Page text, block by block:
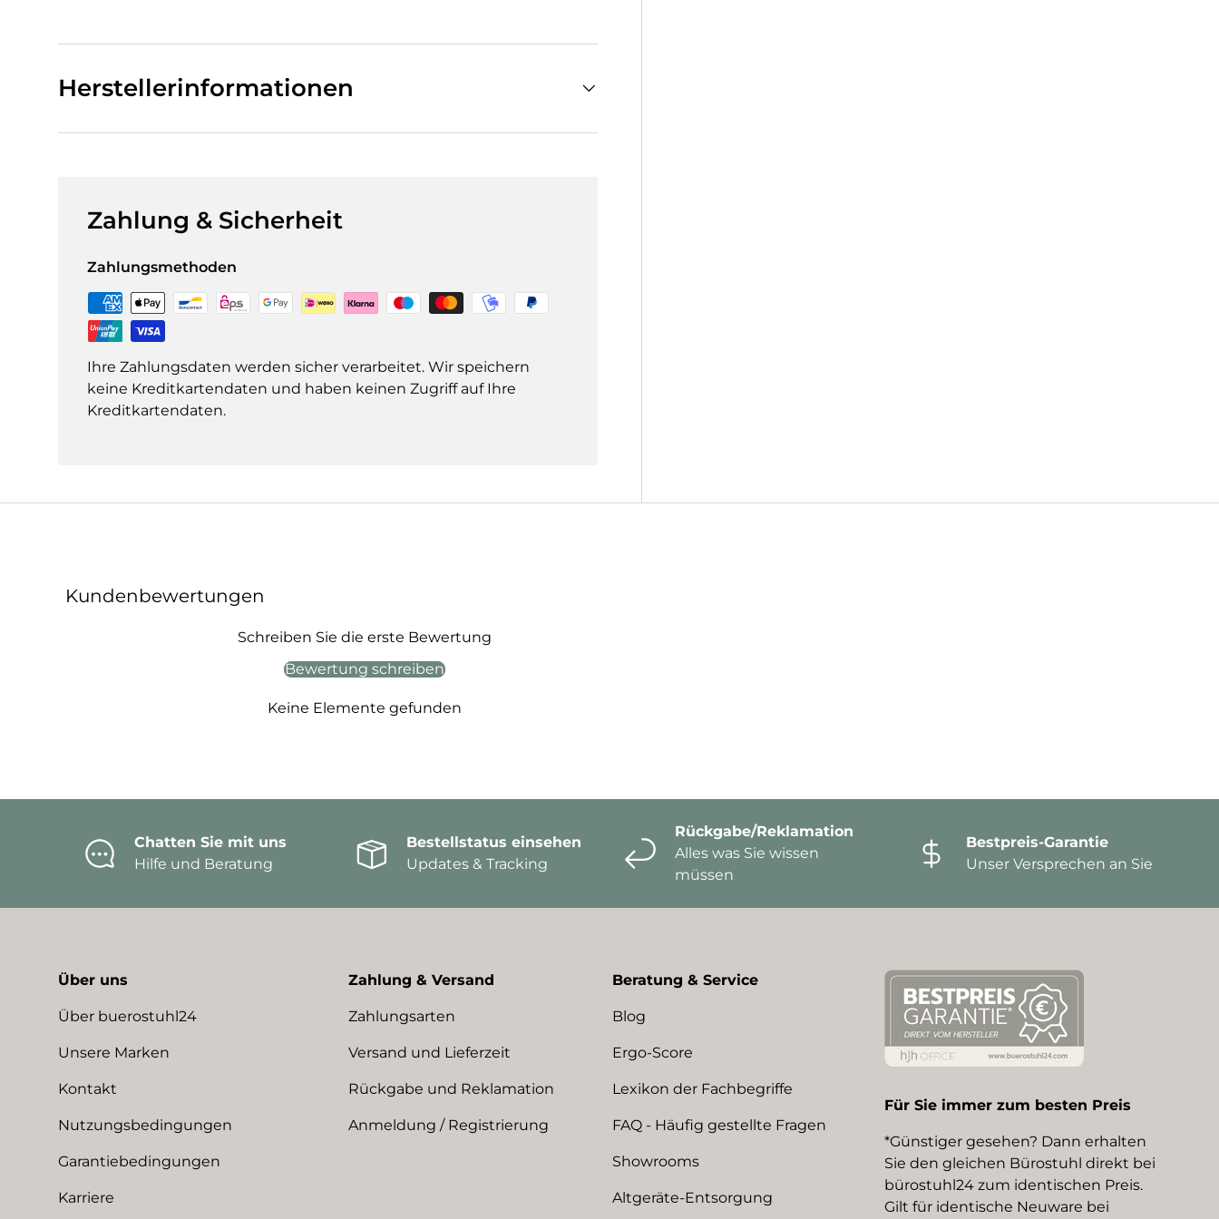
Herstellerinformationen
Zahlung & Sicherheit
Zahlungsmethoden
Ihre Zahlungsdaten werden sicher verarbeitet. Wir speichern
keine Kreditkartendaten und haben keinen Zugriff auf Ihre
Kreditkartendaten.
Kundenbewertungen
Schreiben Sie die erste Bewertung
Bewertung schreiben
Keine Elemente gefunden
Chatten Sie mit uns
Hilfe und Beratung
Bestellstatus einsehen
Updates & Tracking
Rückgabe/Reklamation
Alles was Sie wissen
müssen
Bestpreis-Garantie
Unser Versprechen an Sie
Über uns
Über buerostuhl24
Unsere Marken
Kontakt
Nutzungsbedingungen
Garantiebedingungen
Karriere
Zahlung & Versand
Zahlungsarten
Versand und Lieferzeit
Rückgabe und Reklamation
Anmeldung / Registrierung
Beratung & Service
Blog
Ergo-Score
Lexikon der Fachbegriffe
FAQ - Häufig gestellte Fragen
Showrooms
Altgeräte-Entsorgung
Für Sie immer zum besten Preis
*Günstiger gesehen? Dann erhalten
Sie den gleichen Bürostuhl direkt bei
bürostuhl24 zum identischen Preis.
Gilt für identische Neuware bei